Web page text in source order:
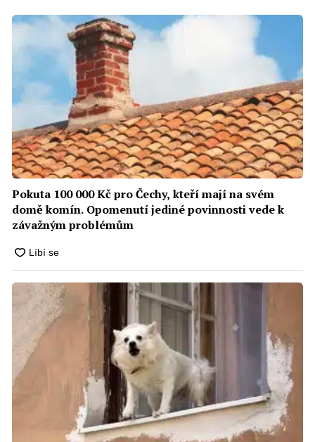
Pokuta 100 000 Kč pro Čechy, kteří mají na svém
domě komín. Opomenutí jediné povinnosti vede k
závažným problémům